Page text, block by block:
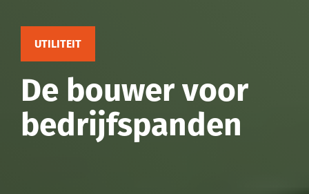
UTILITEIT
De bouwer voor
bedrijfspanden